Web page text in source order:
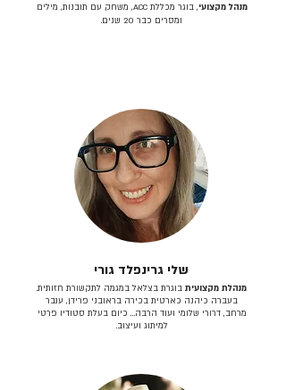
מנהל מקצועי
, בוגר מכללת ACC, משחק עם תובנות, מילים
ומסרים כבר 20 שנים.
שלי גרינפלד גורי
מנהלת מקצועית בוגרת בצלאל במגמה לתקשורת חזותית.
בעברה כיהנה כארטית בכירה בראובני פרידן, ענבר
מרחב, דרורי שלומי ועוד הרבה… כיום בעלת סטודיו פרטי
למיתוג ועיצוב.